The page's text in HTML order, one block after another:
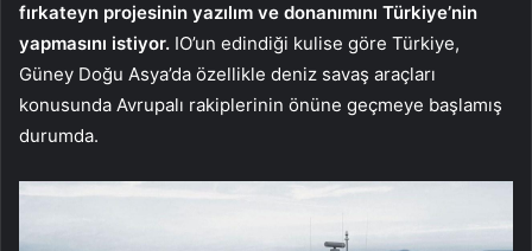
fırkateyn projesinin yazılım ve donanımını Türkiye’nin
yapmasını istiyor. IO’un edindiği kulise göre Türkiye,
Güney Doğu Asya’da özellikle deniz savaş araçları
konusunda Avrupalı rakiplerinin önüne geçmeye başlamış
durumda.